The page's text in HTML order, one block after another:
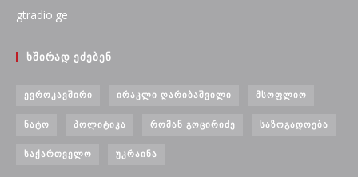
gtradio.ge
ᲮᲨᲘᲠᲐᲓ ᲔᲫᲔᲑᲔᲜ
ᲔᲕᲠᲝᲙᲐᲕᲨᲘᲠᲘ ᲘᲠᲐᲙᲚᲘ ᲦᲐᲠᲘᲑᲐᲨᲕᲘᲚᲘ ᲛᲡᲝᲤᲚᲘᲝ
ᲜᲐᲢᲝ ᲞᲝᲚᲘᲢᲘᲙᲐ ᲠᲝᲛᲐᲜ ᲒᲝᲪᲘᲠᲘᲫᲔ ᲡᲐᲖᲝᲒᲐᲓᲝᲔᲑᲐ
ᲡᲐᲥᲐᲠᲗᲕᲔᲚᲝ ᲣᲙᲠᲐᲘᲜᲐ